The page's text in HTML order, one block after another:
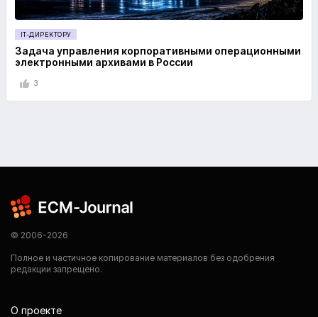
IT-ДИРЕКТОРУ
Задача управления корпоративными операционными
электронными архивами в России
3
© 2006-2026
Полное и частичное копирование материалов без одобрения
редакции запрещено.
О проекте